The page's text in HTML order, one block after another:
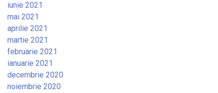
iunie 2021
mai 2021
aprilie 2021
martie 2021
februarie 2021
ianuarie 2021
decembrie 2020
noiembrie 2020